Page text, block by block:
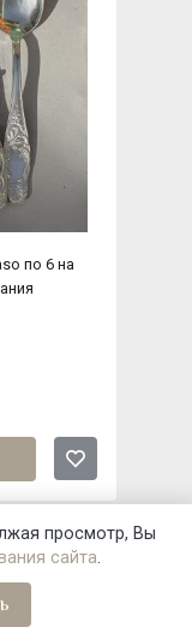
по 6 на
просмотр, Вы
сайта.